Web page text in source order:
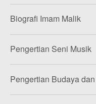
Biografi Imam Malik
Pengertian Seni Musik
Pengertian Budaya